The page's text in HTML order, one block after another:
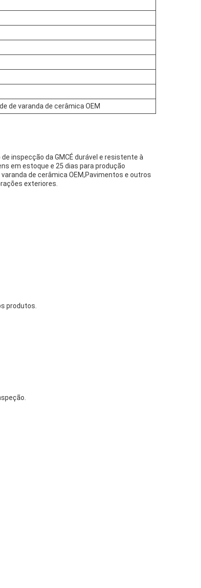
de varanda de cerâmica OEM
inspecção da GMCÉ durável e resistente à
em estoque e 25 dias para produção
de cerâmica OEM,Pavimentos e outros
exteriores.
produtos.